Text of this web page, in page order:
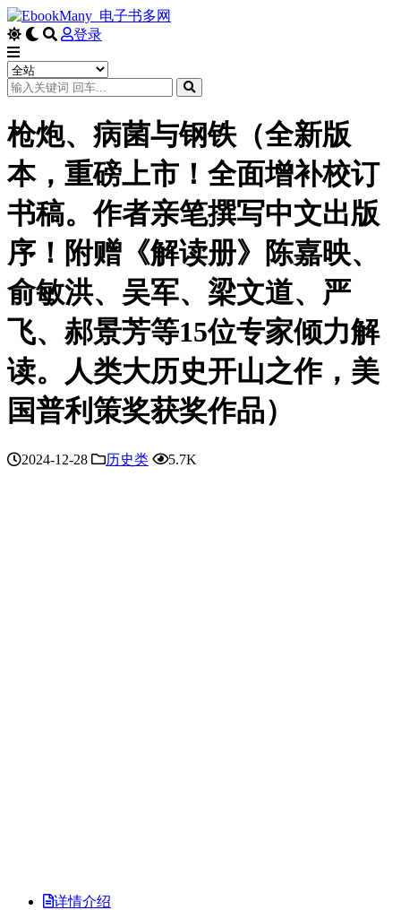
登录
枪炮、病菌与钢铁（全新版
本，重磅上市！全面增补校订
书稿。作者亲笔撰写中文出版
序！附赠《解读册》陈嘉映、
俞敏洪、吴军、梁文道、严
飞、郝景芳等15位专家倾力解
读。人类大历史开山之作，美
国普利策奖获奖作品）
2024-12-28 历史类 5.7K
详情介绍